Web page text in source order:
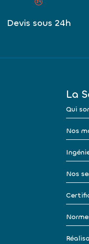
Devis sous 24h
La
Qui
Nos
Nos